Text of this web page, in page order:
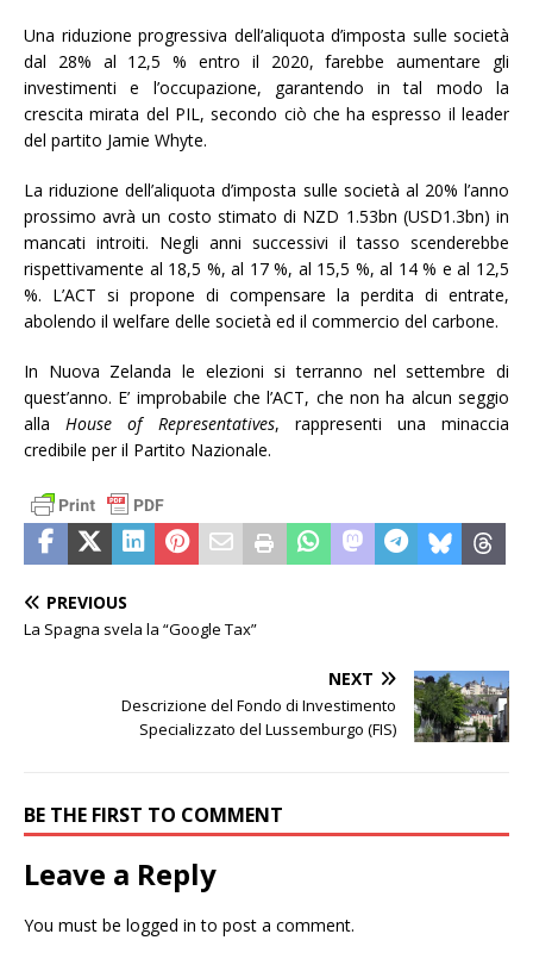
Una riduzione progressiva dell’aliquota d’imposta sulle società
dal 28% al 12,5 % entro il 2020, farebbe aumentare gli
investimenti e l’occupazione, garantendo in tal modo la
crescita mirata del PIL, secondo ciò che ha espresso il leader
del partito Jamie Whyte.
La riduzione dell’aliquota d’imposta sulle società al 20% l’anno
prossimo avrà un costo stimato di NZD 1.53bn (USD1.3bn) in
mancati introiti. Negli anni successivi il tasso scenderebbe
rispettivamente al 18,5 %, al 17 %, al 15,5 %, al 14 % e al 12,5
%. L’ACT si propone di compensare la perdita di entrate,
abolendo il welfare delle società ed il commercio del carbone.
In Nuova Zelanda le elezioni si terranno nel settembre di
quest’anno. E’ improbabile che l’ACT, che non ha alcun seggio
allaHouse of Representatives, rappresenti una minaccia
credibile per il Partito Nazionale.
PREVIOUS
La Spagna svela la “Google Tax”
NEXT
Descrizione del Fondo di Investimento
Specializzato del Lussemburgo (FIS)
BE THE FIRST TO COMMENT
Leave a Reply
You must be logged in to post a comment.